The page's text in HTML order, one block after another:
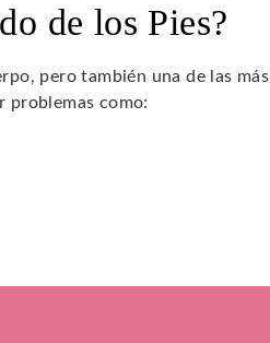
de los Pies?
pero también una de las más
problemas como: